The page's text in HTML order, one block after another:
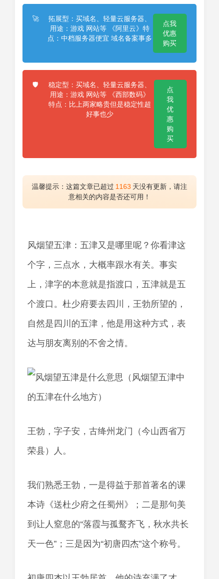
🚀
拓展型：买域名、轻量云服务器、
用途：游戏 网站等 《阿里云》特
点：中档服务器便宜 域名备案事多
点我
优惠
购买
🛡️
稳定型：买域名、轻量云服务器、
用途：游戏 网站等 《西部数码》
特点：比上两家略贵但是稳定性超
好事也少
点
我
优
惠
购
买
温馨提示：这篇文章已超过 1163 天没有更新，请注
意相关的内容是否还可用！
风烟望五津：五津又是哪里呢？你看津这
个字，三点水，大概率跟水有关。事实
上，津字的本意就是指渡口，五津就是五
个渡口。杜少府要去四川，王勃所望的，
自然是四川的五津，他是用这种方式，表
达与朋友离别的不舍之情。
王勃，字子安，古绛州龙门（今山西省万
荣县）人。
我们熟悉王勃，一是得益于那首著名的课
本诗《送杜少府之任蜀州》；二是那句美
到让人窒息的“落霞与孤鹜齐飞，秋水共长
天一色”；三是因为“初唐四杰”这个称号。